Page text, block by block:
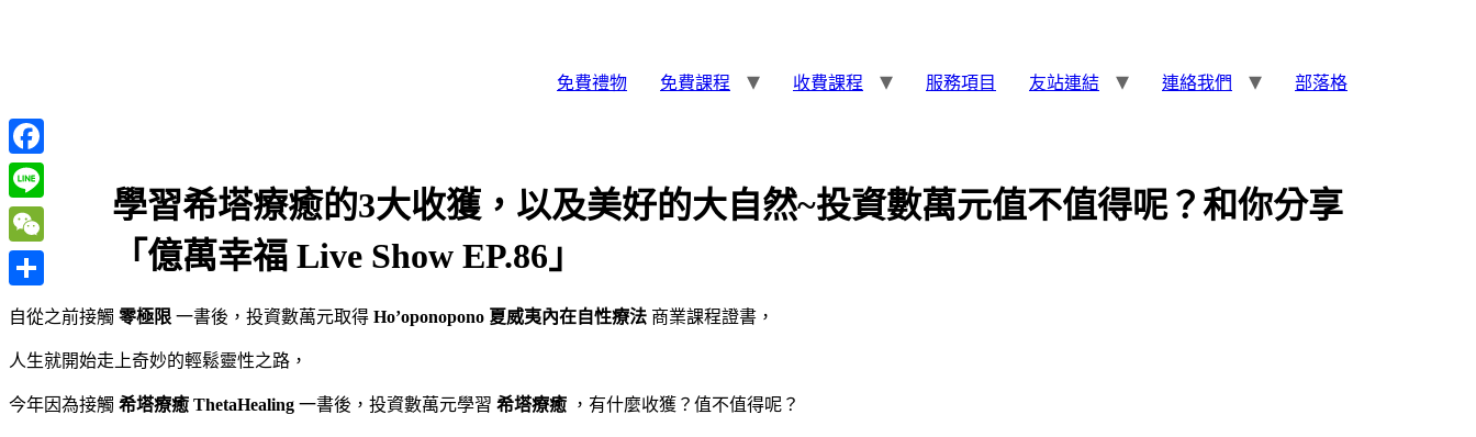
免費禮物 免費課程 收費課程 服務項目 友站連結 連絡我們 部落格
學習希塔療癒的3大收獲，以及美好的大自然~投資數萬元值不值得呢？和你分享
「億萬幸福 Live Show EP.86」
自從之前接觸 零極限 一書後，投資數萬元取得 Ho’oponopono 夏威夷內在自性療法 商業課程證書，
人生就開始走上奇妙的輕鬆靈性之路，
今年因為接觸 希塔療癒 ThetaHealing 一書後，投資數萬元學習 希塔療癒 ，有什麼收獲？值不值得呢？
Facebook
Line
WeChat